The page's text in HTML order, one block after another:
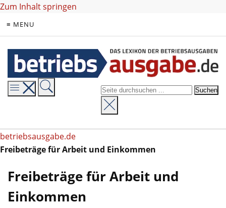
Zum Inhalt springen
≡ MENU
betriebsausgabe.de
Freibeträge für Arbeit und Einkommen
Freibeträge für Arbeit und
Einkommen